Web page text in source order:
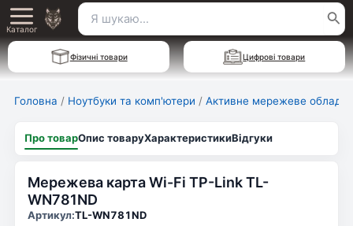
Перейти
до
вмісту
Main
Menu
Каталог
Пошук
для:
Фізичні товари Цифрові товари
Головна / Ноутбуки та комп'ютери / Активне мережеве
Про товарОпис товаруХарактеристикиВідгуки
Мережева карта Wi-Fi TP-Link TL-
WN781ND
Артикул:TL-WN781ND